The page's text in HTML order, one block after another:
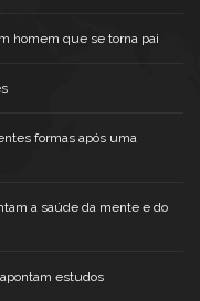
homem que se torna pai
formas após uma
a saúde da mente e do
estudos